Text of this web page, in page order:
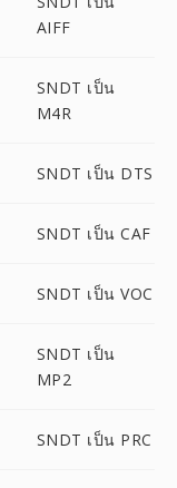
AIFF
SNDT เป็น
M4R
SNDT เป็น DTS
SNDT เป็น CAF
SNDT เป็น VOC
SNDT เป็น
MP2
SNDT เป็น PRC